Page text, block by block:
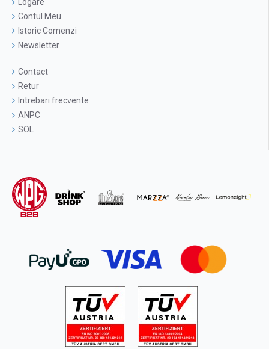
Contul Meu
Istoric Comenzi
Newsletter
Contact
Retur
Intrebari frecvente
ANPC
SOL